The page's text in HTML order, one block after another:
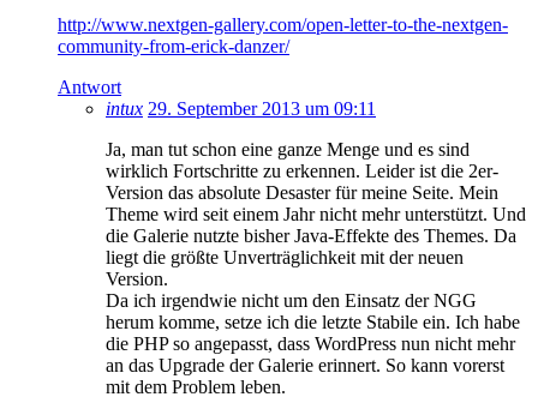
http://www.nextgen-gallery.com/open-letter-to-the-nextgen-
community-from-erick-danzer/
Antwort
intux 29. September 2013 um 09:11
Ja, man tut schon eine ganze Menge und es sind
wirklich Fortschritte zu erkennen. Leider ist die 2er-
Version das absolute Desaster für meine Seite. Mein
Theme wird seit einem Jahr nicht mehr unterstützt. Und
die Galerie nutzte bisher Java-Effekte des Themes. Da
liegt die größte Unverträglichkeit mit der neuen
Version.
Da ich irgendwie nicht um den Einsatz der NGG
herum komme, setze ich die letzte Stabile ein. Ich habe
die PHP so angepasst, dass WordPress nun nicht mehr
an das Upgrade der Galerie erinnert. So kann vorerst
mit dem Problem leben.